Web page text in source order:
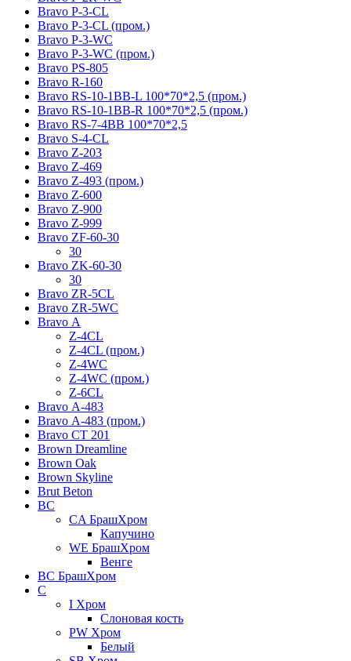
Bravo P-3-CL
Bravo P-3-CL (пром.)
Bravo P-3-WC
Bravo P-3-WC (пром.)
Bravo PS-805
Bravo R-160
Bravo RS-10-1BB-L 100*70*2,5 (пром.)
Bravo RS-10-1BB-R 100*70*2,5 (пром.)
Bravo RS-7-4BB 100*70*2,5
Bravo S-4-CL
Bravo Z-203
Bravo Z-469
Bravo Z-493 (пром.)
Bravo Z-600
Bravo Z-900
Bravo Z-999
Bravo ZF-60-30
30
Bravo ZK-60-30
30
Bravo ZR-5CL
Bravo ZR-5WC
Bravo А
Z-4CL
Z-4CL (пром.)
Z-4WC
Z-4WC (пром.)
Z-6CL
Bravo А-483
Bravo А-483 (пром.)
Bravo СТ 201
Brown Dreamline
Brown Oak
Brown Skyline
Brut Beton
BС
CA БрашХром
Капучино
WE БрашХром
Венге
BС БрашХром
C
I Хром
Слоновая кость
PW Хром
Белый